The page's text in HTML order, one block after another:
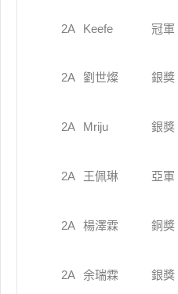
2A Keefe 冠軍
2A 劉世燦 銀獎
2A Mriju 銀獎
2A 王佩琳 亞軍
2A 楊澤霖 銅獎
2A 余瑞霖 銀獎